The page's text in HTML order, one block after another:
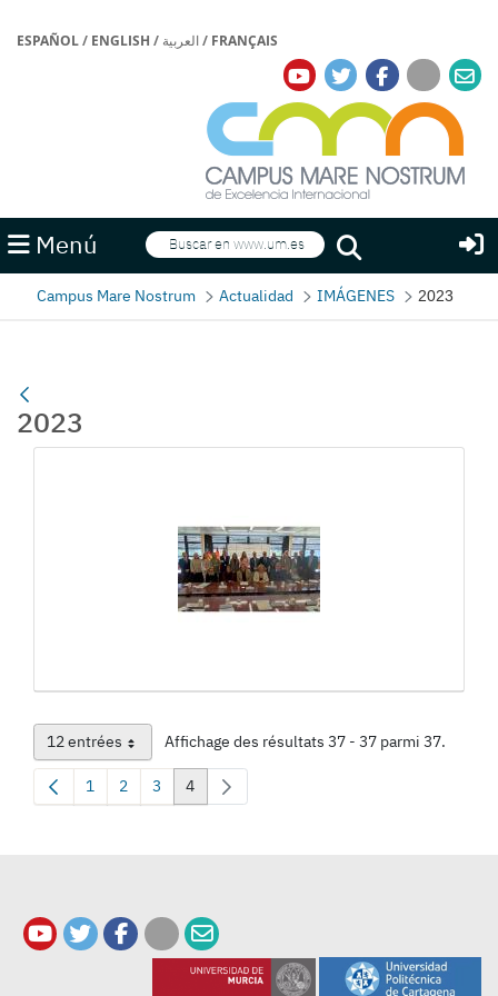
ESPAÑOL/ ENGLISH / العربية/ FRANÇAIS
Menú Buscar
Buscar
Campus Mare Nostrum Actualidad IMÁGENES 2023
2023
12 entrées
Par page Affichage des résultats 37 - 37 parmi 37.
Page
1 Page
2 Page
3 Page
4